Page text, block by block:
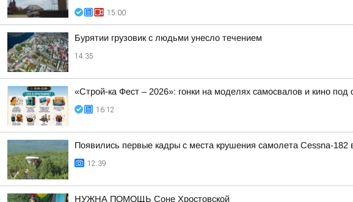
15:00
Бурятии грузовик с людьми унесло течением
14:35
«Строй-ка Фест – 2026»: гонки на моделях самосвалов и кино под
16:12
Появились первые кадры с места крушения самолета Cessna-182
12:39
НУЖНА ПОМОЩЬ Соне Хростовской